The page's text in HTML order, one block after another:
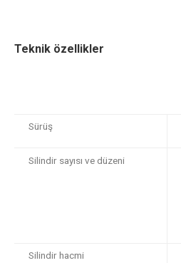
Teknik özellikler
Sürüş
Silindir sayısı ve düzeni
Silindir hacmi